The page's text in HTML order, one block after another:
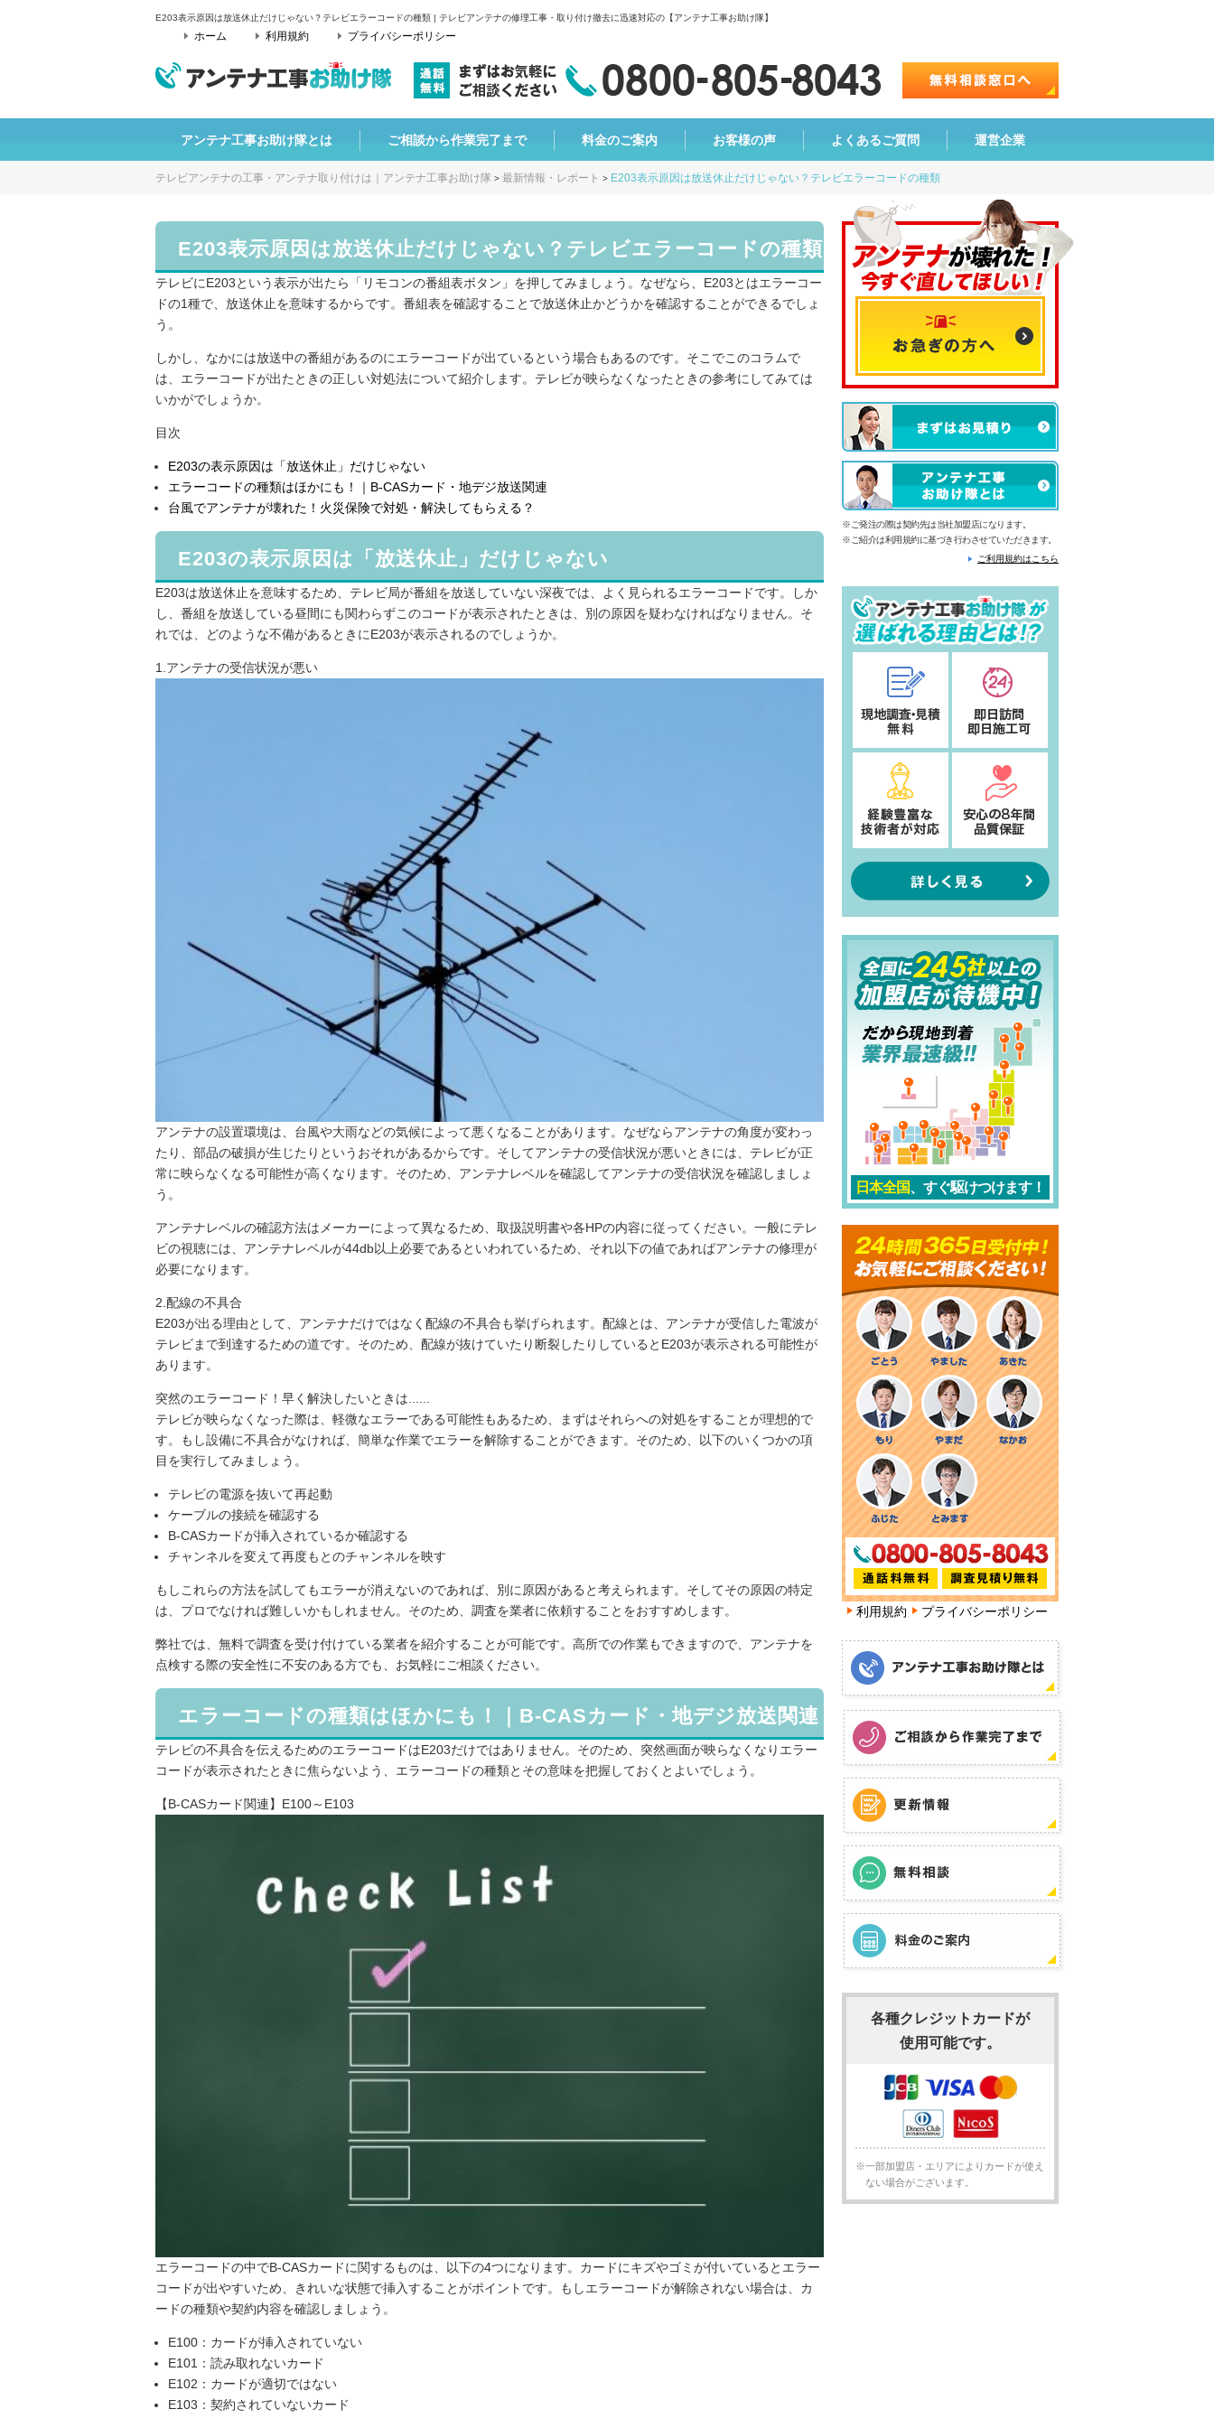
E203表示原因は放送休止だけじゃない？テレビエラーコードの種類 | テレビアンテナの修理工事・取り付け撤去に迅速対応の【アンテナ工事お助け隊】
ホーム 利用規約 プライバシーポリシー
アンテナ工事お助け隊とは ご相談から作業完了まで 料金のご案内 お客様の声 よくあるご質問 運営企業
テレビアンテナの工事・アンテナ取り付けは｜アンテナ工事お助け隊 > 最新情報・レポート > E203表示原因は放送休止だけじゃない？テレビエラーコードの種類
E203表示原因は放送休止だけじゃない？テレビエラーコードの種類
テレビにE203という表示が出たら「リモコンの番組表ボタン」を押してみましょう。なぜなら、E203とはエラーコー
ドの1種で、放送休止を意味するからです。番組表を確認することで放送休止かどうかを確認することができるでしょ
う。
しかし、なかには放送中の番組があるのにエラーコードが出ているという場合もあるのです。そこでこのコラムで
は、エラーコードが出たときの正しい対処法について紹介します。テレビが映らなくなったときの参考にしてみては
いかがでしょうか。
目次
E203の表示原因は「放送休止」だけじゃない
エラーコードの種類はほかにも！｜B-CASカード・地デジ放送関連
台風でアンテナが壊れた！火災保険で対処・解決してもらえる？
E203の表示原因は「放送休止」だけじゃない
E203は放送休止を意味するため、テレビ局が番組を放送していない深夜では、よく見られるエラーコードです。しか
し、番組を放送している昼間にも関わらずこのコードが表示されたときは、別の原因を疑わなければなりません。そ
れでは、どのような不備があるときにE203が表示されるのでしょうか。
1.アンテナの受信状況が悪い
アンテナの設置環境は、台風や大雨などの気候によって悪くなることがあります。なぜならアンテナの角度が変わっ
たり、部品の破損が生じたりというおそれがあるからです。そしてアンテナの受信状況が悪いときには、テレビが正
常に映らなくなる可能性が高くなります。そのため、アンテナレベルを確認してアンテナの受信状況を確認しましょ
う。
アンテナレベルの確認方法はメーカーによって異なるため、取扱説明書や各HPの内容に従ってください。一般にテレ
ビの視聴には、アンテナレベルが44db以上必要であるといわれているため、それ以下の値であればアンテナの修理が
必要になります。
2.配線の不具合
E203が出る理由として、アンテナだけではなく配線の不具合も挙げられます。配線とは、アンテナが受信した電波が
テレビまで到達するための道です。そのため、配線が抜けていたり断裂したりしているとE203が表示される可能性が
あります。
突然のエラーコード！早く解決したいときは......
テレビが映らなくなった際は、軽微なエラーである可能性もあるため、まずはそれらへの対処をすることが理想的で
す。もし設備に不具合がなければ、簡単な作業でエラーを解除することができます。そのため、以下のいくつかの項
目を実行してみましょう。
テレビの電源を抜いて再起動
ケーブルの接続を確認する
B-CASカードが挿入されているか確認する
チャンネルを変えて再度もとのチャンネルを映す
もしこれらの方法を試してもエラーが消えないのであれば、別に原因があると考えられます。そしてその原因の特定
は、プロでなければ難しいかもしれません。そのため、調査を業者に依頼することをおすすめします。
弊社では、無料で調査を受け付けている業者を紹介することが可能です。高所での作業もできますので、アンテナを
点検する際の安全性に不安のある方でも、お気軽にご相談ください。
エラーコードの種類はほかにも！｜B-CASカード・地デジ放送関連
テレビの不具合を伝えるためのエラーコードはE203だけではありません。そのため、突然画面が映らなくなりエラー
コードが表示されたときに焦らないよう、エラーコードの種類とその意味を把握しておくとよいでしょう。
【B-CASカード関連】E100～E103
エラーコードの中でB-CASカードに関するものは、以下の4つになります。カードにキズやゴミが付いているとエラー
コードが出やすいため、きれいな状態で挿入することがポイントです。もしエラーコードが解除されない場合は、カ
ードの種類や契約内容を確認しましょう。
E100：カードが挿入されていない
E101：読み取れないカード
E102：カードが適切ではない
E103：契約されていないカード
※ご発注の際は契約先は当社加盟店になります。
※ご紹介は利用規約に基づき行わさせていただきます。
ご利用規約はこちら
日本全国、すぐ駆けつけます！
利用規約 プライバシーポリシー
各種クレジットカードが
使用可能です。
※一部加盟店・エリアによりカードが使え
ない場合がございます。